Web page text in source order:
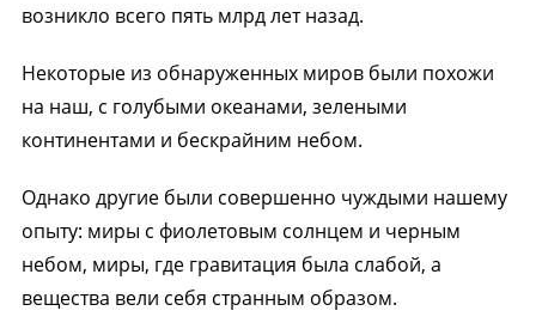
возникло всего пять млрд лет назад.
Некоторые из обнаруженных миров были похожи
на наш, с голубыми океанами, зелеными
континентами и бескрайним небом.
Однако другие были совершенно чуждыми нашему
опыту: миры с фиолетовым солнцем и черным
небом, миры, где гравитация была слабой, а
вещества вели себя странным образом.